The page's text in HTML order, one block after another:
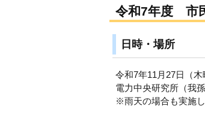
令和7年度 市
日時・場所
令和7年11月27日（
電力中央研究所（我
※雨天の場合も実施し